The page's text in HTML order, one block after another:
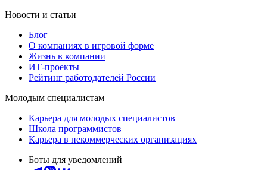
Новости и статьи
Блог
О компаниях в игровой форме
Жизнь в компании
ИТ-проекты
Рейтинг работодателей России
Молодым специалистам
Карьера для молодых специалистов
Школа программистов
Карьера в некоммерческих организациях
Боты для уведомлений